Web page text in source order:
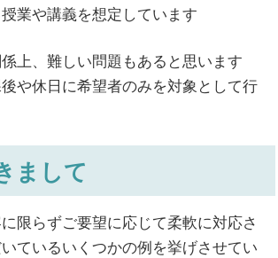
業や講義を想定しています
上、難しい問題もあると思います
や休日に希望者のみを対象として行
まして
限らずご要望に応じて柔軟に対応さ
ているいくつかの例を挙げさせてい